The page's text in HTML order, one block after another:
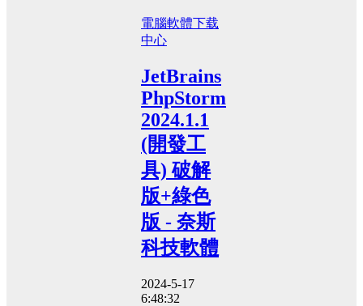
電腦軟體下载
中心
JetBrains
PhpStorm
2024.1.1
(開發工
具) 破解
版+綠色
版 - 奈斯
科技軟體
2024-5-17
6:48:32